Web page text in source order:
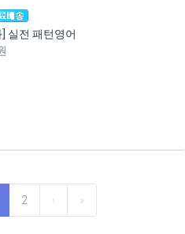
실전 패턴영어
2 › »